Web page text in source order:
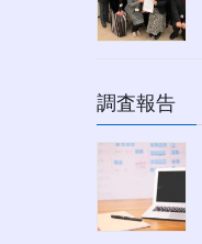
調査報告